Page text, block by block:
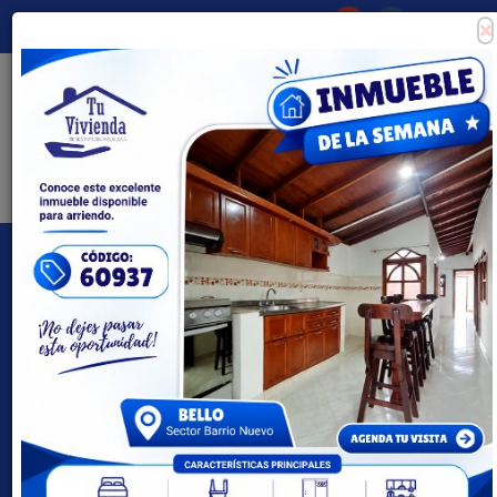
Tipo de inmueble
Todas las ciudades
×